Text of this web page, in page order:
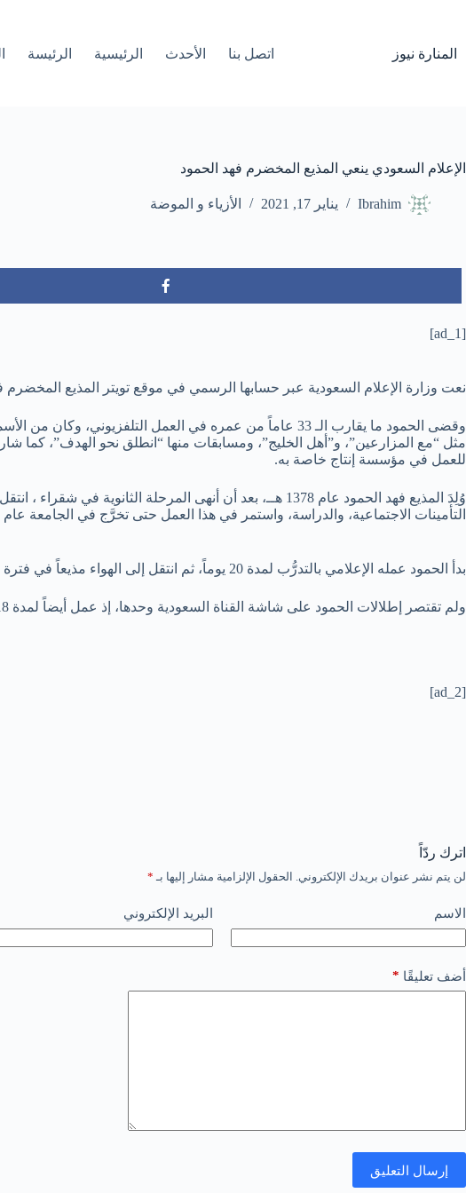
المنارة نيوز اتصل بنا الأحدث الرئيسية الرئیسة
الإعلام السعودي ينعي المذيع المخضرم فهد الحمود
Ibrahim يناير 17, 2021 الأزياء و الموضة
[ad_1]
نعت وزارة الإعلام السعودية عبر حسابها الرسمي في موقع تويتر المذيع المخضرم
وقضى الحمود ما يقارب الـ 33 عاماً من عمره في العمل
مثل “مع المزارعين”، و”أهل الخليج”، ومسابقات منها “انطلق نحو الهدف”، كما
للعمل في مؤسسة إنتاج خاصة به.
وُلِدَ المذيع فهد الحمود عام 1378 هــ، بعد أن أنهى
التأمينات الاجتماعية، والدراسة، واستمر في هذا العمل حتى تخرَّج في الجامعة عام 1404هـ.
بدأ الحمود عمله الإعلامي بالتدرُّب لمدة 20 يوماً، ثم انتقل إلى الهواء مذيعاً في فترة ربط البرامج لمدة أربعة شهور، قام بعدها بتقديم موجز الأخبار، وعقب مرور عام انتقل إلى تقديم نشرات الأخبار.
ولم تقتصر إطلالات الحمود على شاشة القناة السعودية وحدها، إذ عمل أيضاً لمدة 18 عاماً مراسلاً متعاوناً لقناة “إم بي سي” في الرياض، مع بقاء عمله في التلفزيون السعودي.
[ad_2]
اترك ردّاً
لن يتم نشر عنوان بريدك الإلكتروني. الحقول الإلزامية مشار إليها بـ *
الاسم البريد الإلكتروني
أضف تعليقًا *
إرسال التعليق